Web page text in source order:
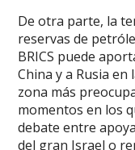
De otra parte, la
reservas de
BRICS puede
China y a Rusia
zona más
momentos en los
debate entre
del gran Israel o